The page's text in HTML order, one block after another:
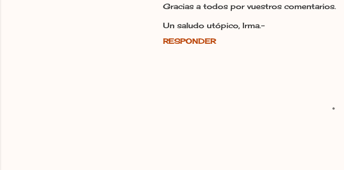
Gracias a todos por vuestros comentarios.
Un saludo utópico, Irma.-
RESPONDER